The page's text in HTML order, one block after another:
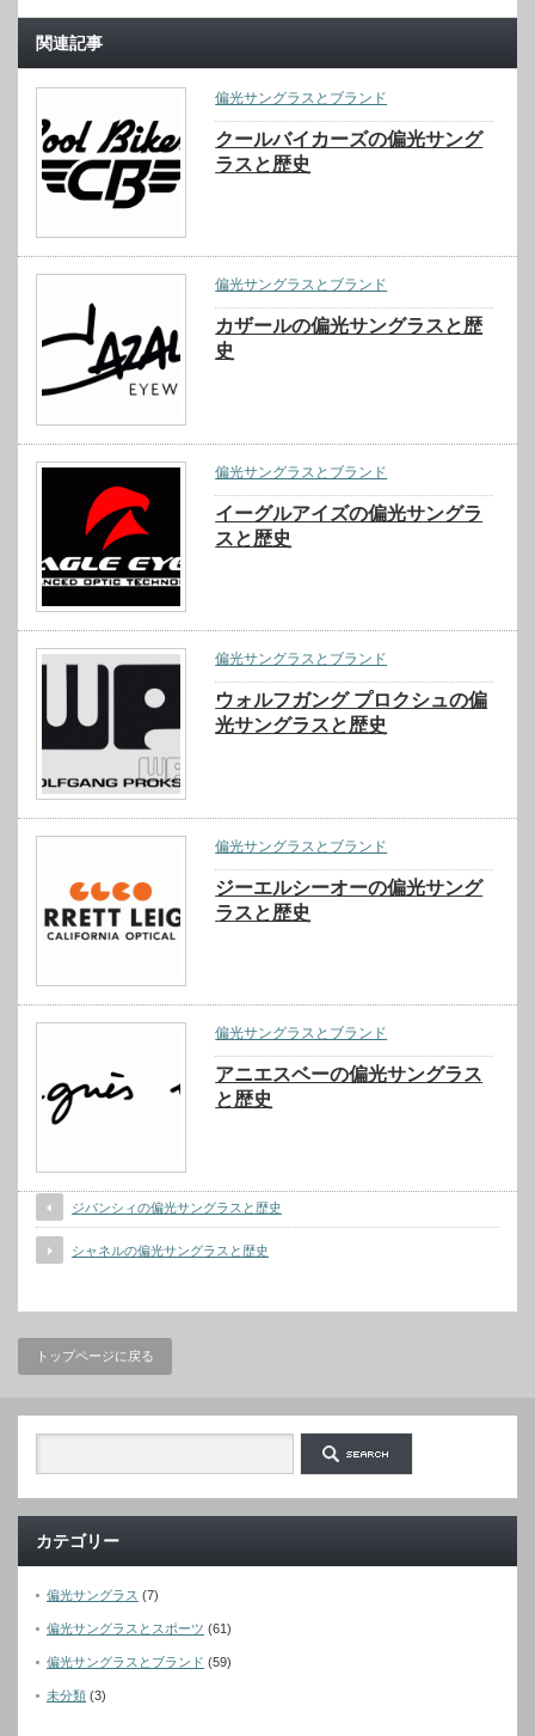
関連記事
偏光サングラスとブランド
クールバイカーズの偏光サング
ラスと歴史
偏光サングラスとブランド
カザールの偏光サングラスと歴
史
偏光サングラスとブランド
イーグルアイズの偏光サングラ
スと歴史
偏光サングラスとブランド
ウォルフガング プロクシュの偏
光サングラスと歴史
偏光サングラスとブランド
ジーエルシーオーの偏光サング
ラスと歴史
偏光サングラスとブランド
アニエスベーの偏光サングラス
と歴史
ジバンシィの偏光サングラスと歴史
シャネルの偏光サングラスと歴史
トップページに戻る
カテゴリー
偏光サングラス (7)
偏光サングラスとスポーツ (61)
偏光サングラスとブランド (59)
未分類 (3)